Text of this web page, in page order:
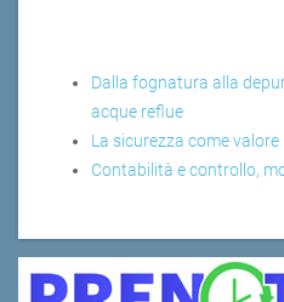
Dalla fognatura alla
acque reflue
La sicurezza come valore
Contabilità e controllo,